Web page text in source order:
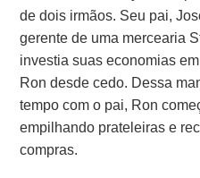
de dois irmãos. Seu pai,
gerente de uma mercearia
investia suas economias
Ron desde cedo. Dessa
tempo com o pai, Ron
empilhando prateleiras e
compras.